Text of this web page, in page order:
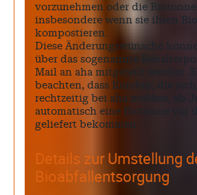
vorzunehmen oder die
insbesondere wenn sie ihren
kompostieren.
Diese Änderungswünsche
über das sogenannte
Mail an aha mitgeteilt werden.
beachten, dass Kunden, die
rechtzeitig bei aha melden, ab
automatisch eine Biotonne vor
geliefert bekommen.
Details zur Umstellung
Bioabfallentsorgung